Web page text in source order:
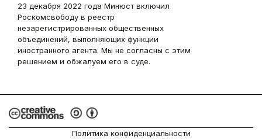
23 декабря 2022 года Минюст включил
Роскомсвободу в реестр
незарегистрированных общественных
объединений, выполняющих функции
иностранного агента. Мы не согласны с этим
решением и обжалуем его в суде.
Политика конфиденциальности